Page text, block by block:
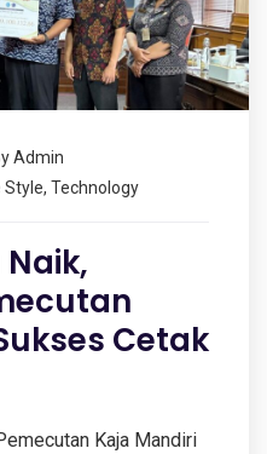
Admin
Style, Technology
Naik,
Cetak
Kaja Mandiri